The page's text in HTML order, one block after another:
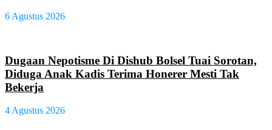
6 Agustus 2026
Dugaan Nepotisme Di Dishub Bolsel Tuai Sorotan,
Diduga Anak Kadis Terima Honerer Mesti Tak
Bekerja
4 Agustus 2026